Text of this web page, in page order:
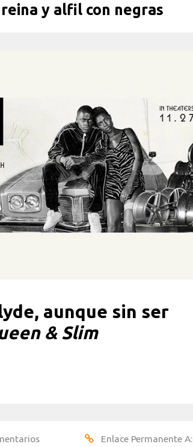
reina y alfil con negras
aunque sin ser
& Slim
Enlace Permanente A: